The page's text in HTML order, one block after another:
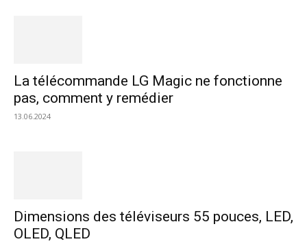
La télécommande LG Magic ne fonctionne
pas, comment y remédier
13.06.2024
Dimensions des téléviseurs 55 pouces, LED,
OLED, QLED